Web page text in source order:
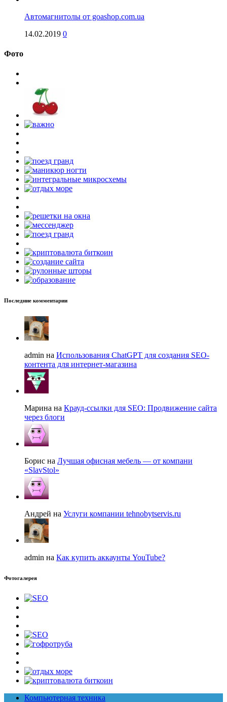
Автомагнитолы от goashop.com.ua
14.02.2019 0
Фото
Последние комментарии
admin на Использования ChatGPT для создания SEO-
контента для интернет-магазина
Марина на Крауд-ссылки для SEO: Продвижение сайта
через блоги
Борис на Лучшая офисная мебель — от компани
«SlavStol»
Андрей на Услуги компании tehnobytservis.ru
admin на Как купить аккаунты YouTube?
Фотогалерея
Компьютерная техника